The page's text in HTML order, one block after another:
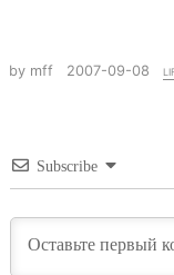
by mff 2007-09-08
Subscribe